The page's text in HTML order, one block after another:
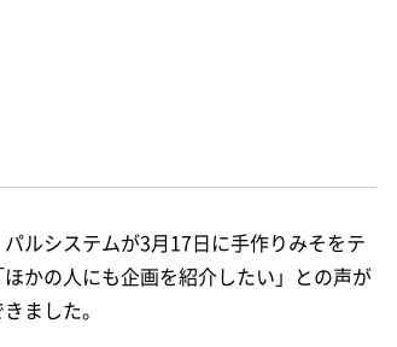
ルシステムが3月17日に手作りみそをテ
かの人にも企画を紹介したい」との声が
ました。